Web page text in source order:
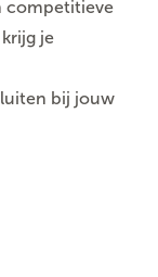
competitieve
je
bij jouw